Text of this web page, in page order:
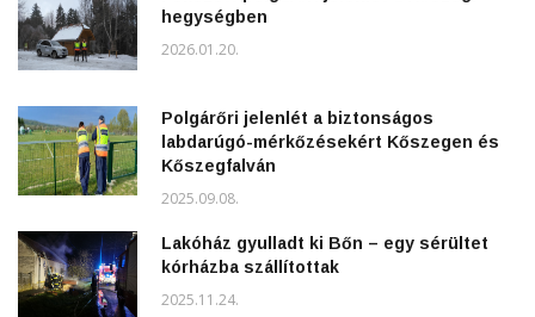
hegységben
2026.01.20.
Polgárőri jelenlét a biztonságos
labdarúgó-mérkőzésekért Kőszegen és
Kőszegfalván
2025.09.08.
Lakóház gyulladt ki Bőn – egy sérültet
kórházba szállítottak
2025.11.24.